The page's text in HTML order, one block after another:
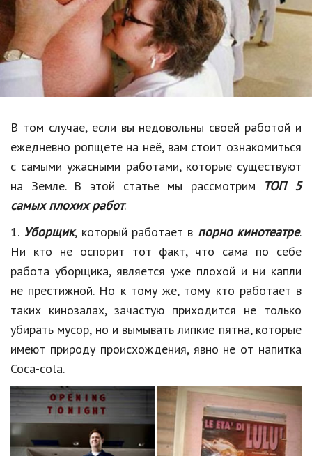
Образование
В мире
Культура
Авто, мото
Спорт
Знаменитости
Статьи
Обзоры
Рецепты
Красота и здоровье
Hi-Tech. Интернет
Авто, мото
Дом и сад
Недвижимость
Спорт и фитнес
В том случае, если вы недовольны своей работой и
ежедневно ропщетена неё, вам стоит ознакомиться
с самыми ужасными работами, которые существуют
на Земле. В этой статье мы рассмотрим
ТОП 5
самых плохих работ.
1. Уборщик, который работает в порно кинотеатре.
Ни кто не оспорит тот факт, что сама по себе
работа уборщика, является уже плохой и ни капли
не престижной. Но к тому же, тому кто работает в
таких кинозалах, зачастую приходится не только
убирать мусор, но и вымывать липкие пятна, которые
имеют природу происхождения, явно не от напитка
Coca-cola.